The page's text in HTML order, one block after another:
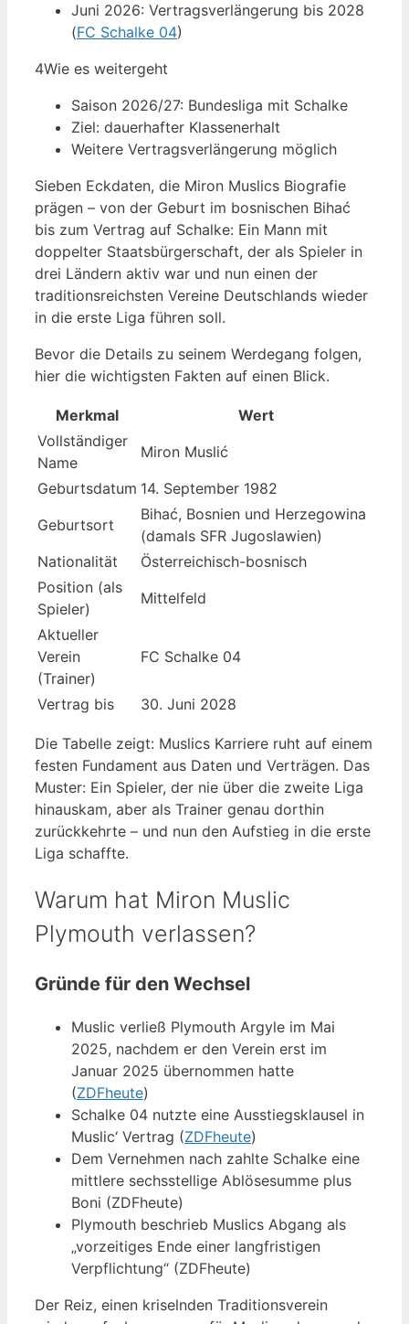
Juni 2026: Vertragsverlängerung bis 2028
(FC Schalke 04)
4Wie es weitergeht
Saison 2026/27: Bundesliga mit Schalke
Ziel: dauerhafter Klassenerhalt
Weitere Vertragsverlängerung möglich
Sieben Eckdaten, die Miron Muslics Biografie
prägen – von der Geburt im bosnischen Bihać
bis zum Vertrag auf Schalke: Ein Mann mit
doppelter Staatsbürgerschaft, der als Spieler in
drei Ländern aktiv war und nun einen der
traditionsreichsten Vereine Deutschlands wieder
in die erste Liga führen soll.
Bevor die Details zu seinem Werdegang folgen,
hier die wichtigsten Fakten auf einen Blick.
Merkmal
Wert
Vollständiger
Name
Miron Muslić
Geburtsdatum 14. September 1982
Geburtsort
Bihać, Bosnien und Herzegowina
(damals SFR Jugoslawien)
Nationalität
Österreichisch-bosnisch
Position (als
Spieler)
Mittelfeld
Aktueller
Verein
(Trainer)
FC Schalke 04
Vertrag bis 30. Juni 2028
Die Tabelle zeigt: Muslics Karriere ruht auf einem
festen Fundament aus Daten und Verträgen. Das
Muster: Ein Spieler, der nie über die zweite Liga
hinauskam, aber als Trainer genau dorthin
zurückkehrte – und nun den Aufstieg in die erste
Liga schaffte.
Warum hat Miron Muslic
Plymouth verlassen?
Gründe für den Wechsel
Muslic verließ Plymouth Argyle im Mai
2025, nachdem er den Verein erst im
Januar 2025 übernommen hatte
(ZDFheute)
Schalke 04 nutzte eine Ausstiegsklausel in
Muslic‘ Vertrag (ZDFheute)
Dem Vernehmen nach zahlte Schalke eine
mittlere sechsstellige Ablösesumme plus
Boni (ZDFheute)
Plymouth beschrieb Muslics Abgang als
„vorzeitiges Ende einer langfristigen
Verpflichtung“ (ZDFheute)
Der Reiz, einen kriselnden Traditionsverein